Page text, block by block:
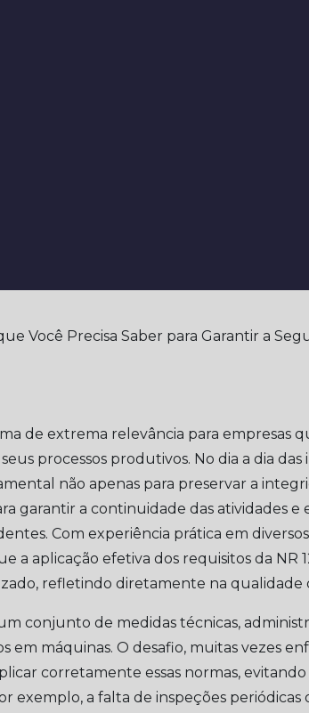
de extrema relevância para empresas
processos produtivos. No dia a dia das
não apenas para preservar a
garantir a continuidade das atividades e
Com experiência prática em
a aplicação efetiva dos requisitos da NR
refletindo diretamente na qualidade
conjunto de medidas técnicas,
em máquinas. O desafio, muitas vezes
corretamente essas normas,
exemplo, a falta de inspeções periódicas